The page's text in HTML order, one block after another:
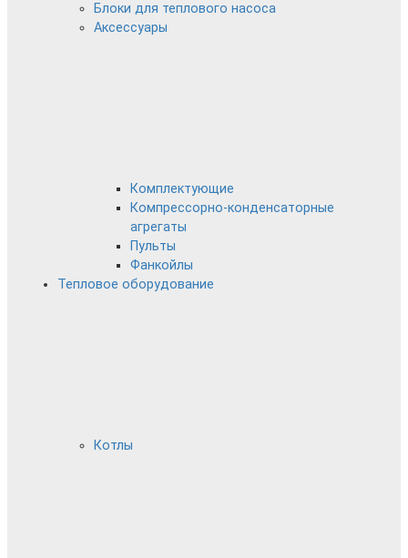
Блоки для теплового насоса
Аксессуары
Комплектующие
Компрессорно-конденсаторные
агрегаты
Пульты
Фанкойлы
Тепловое оборудование
Котлы